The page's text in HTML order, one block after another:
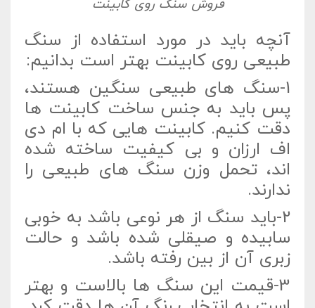
فروش سنگ روی کابینت
آنچه باید در مورد استفاده از سنگ
طبیعی روی کابینت بهتر است بدانیم:
1-سنگ های طبیعی سنگین هستند،
پس باید به جنس ساخت کابینت ها
دقت کنیم. کابینت هایی که با ام دی
اف ارزان و بی کیفیت ساخته شده
اند، تحمل وزن سنگ های طبیعی را
ندارند.
2-باید سنگ از هر نوعی باشد به خوبی
سابیده و صیقلی شده باشد و حالت
زبری آن از بین رفته باشد.
3-قیمت این سنگ ها بالاست و بهتر